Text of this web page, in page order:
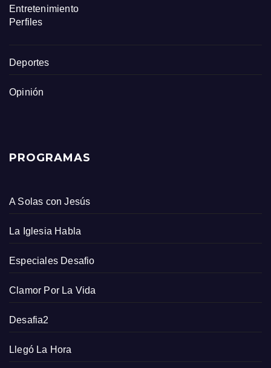
Entretenimiento
Perfiles
Deportes
Opinión
PROGRAMAS
A Solas con Jesús
La Iglesia Habla
Especiales Desafio
Clamor Por La Vida
Desafia2
Llegó La Hora